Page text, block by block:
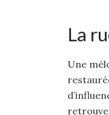
La
Une